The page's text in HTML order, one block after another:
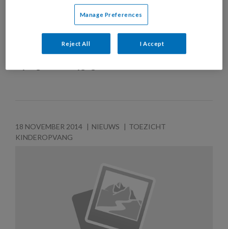
Geen straf pm’er verdronken Jaïro
Pm’er Jane V. die betrokken was bij de dood van de
18 NOVEMBER 2014 NIEUWS
TOEZICHT
KINDEROPVANG
Manage Preferences
Reject All I Accept